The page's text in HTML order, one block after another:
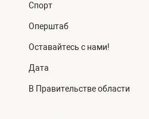
Спорт
Оперштаб
Оставайтесь с нами!
Дата
В Правительстве области